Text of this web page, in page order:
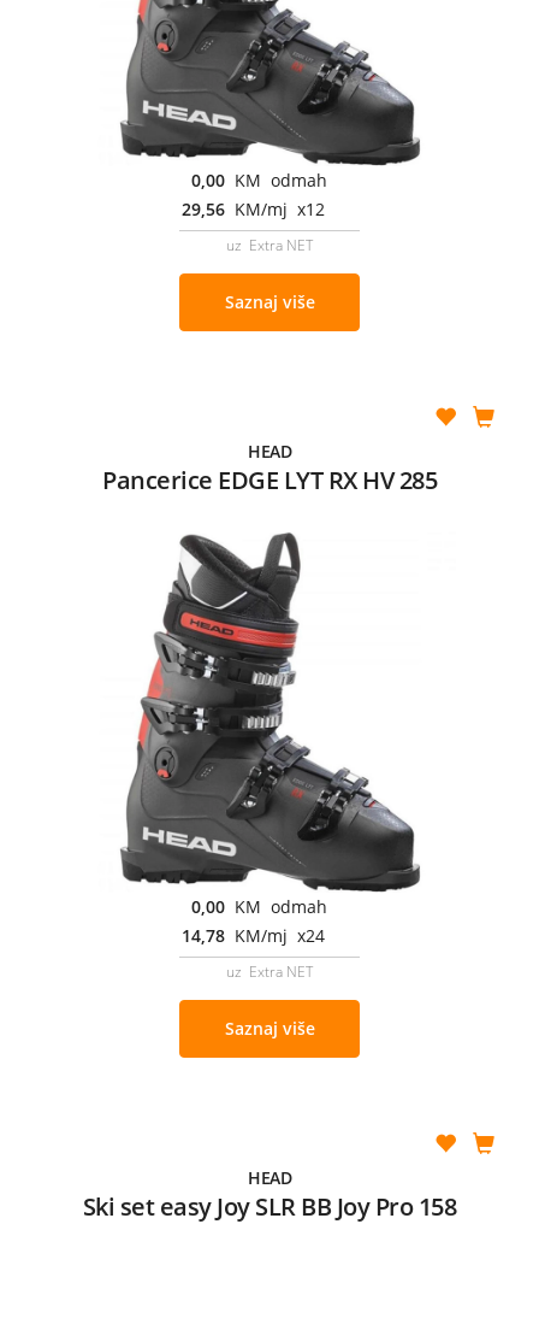
0,00 KM odmah
29,56 KM/mj x12
uz Extra NET
Saznaj više
HEAD
Pancerice EDGE LYT RX HV 285
0,00 KM odmah
14,78 KM/mj x24
uz Extra NET
Saznaj više
HEAD
Ski set easy Joy SLR BB Joy Pro 158